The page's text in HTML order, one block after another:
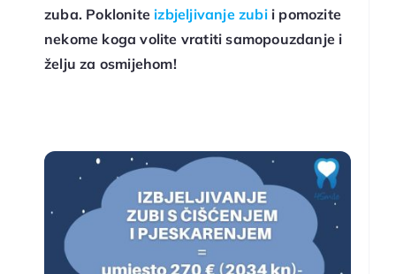
zuba. Poklonite izbjeljivanje zubii pomozite
nekome koga volite vratiti samopouzdanje i
želju za osmijehom!